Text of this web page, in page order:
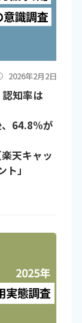
2026年2月2日
知率は
、64.8%が
天キャッ
」